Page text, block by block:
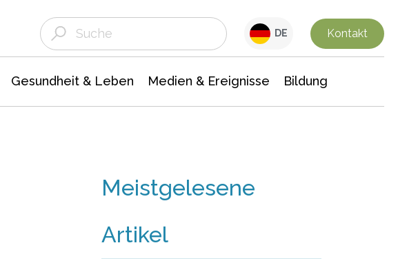
DE Kontakt
Gesundheit & Leben Medien & Ereignisse Bildung
Meistgelesene
Artikel